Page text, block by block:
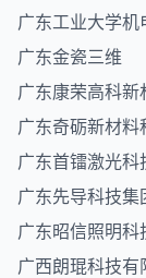
广东工业大学
广东金瓷三维
广东康荣高科
广东奇砺新材料
广东首镭激光科
广东先导科技
广东昭信照明科
广西朗琨科技有